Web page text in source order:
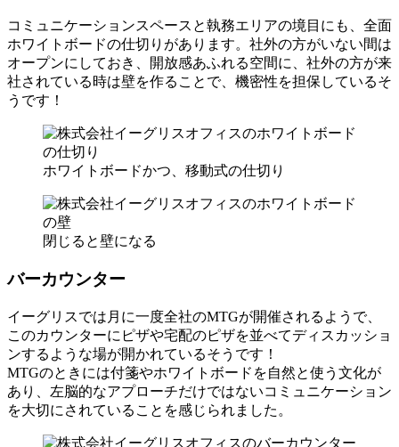
コミュニケーションスペースと執務エリアの境目にも、全面
ホワイトボードの仕切りがあります。社外の方がいない間は
オープンにしておき、開放感あふれる空間に、社外の方が来
社されている時は壁を作ることで、機密性を担保しているそ
うです！
ホワイトボードかつ、移動式の仕切り
閉じると壁になる
バーカウンター
イーグリスでは月に一度全社のMTGが開催されるようで、
このカウンターにピザや宅配のピザを並べてディスカッショ
ンするような場が開かれているそうです！
MTGのときには付箋やホワイトボードを自然と使う文化が
あり、左脳的なアプローチだけではないコミュニケーション
を大切にされていることを感じられました。